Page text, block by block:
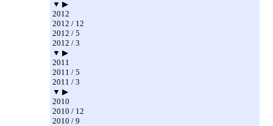
▼ ▶
2012
2012 / 12
2012 / 5
2012 / 3
▼ ▶
2011
2011 / 5
2011 / 3
▼ ▶
2010
2010 / 12
2010 / 9